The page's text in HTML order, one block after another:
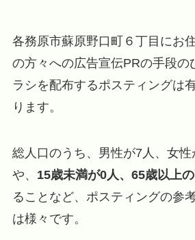
各務原市蘇原野口町６丁目にお
の方々への広告宣伝PRの手段の
ラシを配布するポスティングは
ります。
総人口のうち、男性が7人、女性
や、 15歳未満が0人、65歳以上
ることなど、ポスティングの参
は様々です。